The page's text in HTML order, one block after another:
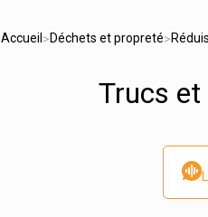
Accueil >Déchets et propreté>
Trucs